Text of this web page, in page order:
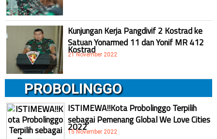
Kunjungan Kerja Pangdivif 2 Kostrad ke
Satuan Yonarmed 11 dan Yonif MR 412
Kostrad
21 November 2022
PROBOLINGGO
ISTIMEWA!!Kota Probolinggo Terpilih
sebagai Pemenang Global We Love Cities
2022
15 November 2022